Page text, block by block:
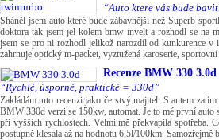
“Auto ktere vás bude
Sháněl jsem auto které bude zábavnější než Superb
doktora tak jsem jel kolem bmw invelt a rozhodl se na
jsem se pro ni rozhodl jelikož narozdíl od kunkurence
zahrnuje optický m-packet, vyztužená karoserie, sportovní
Recenze BMW 330 3.0d
“Rychlé, úsporné, praktické = 330d”
Zakládám tuto recenzi jako čerstvý majitel. S autem
BMW 330d verzi se 150kw, automat. Je to mé první
při vyšších rychlostech. Velmi mě překvapila spotřeba.
postupně klesala až na hodnotu 6,5l/100km. Samozřejmě